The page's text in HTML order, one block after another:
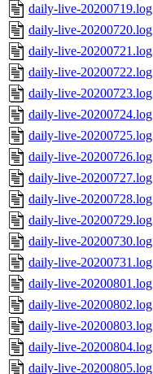
daily-live-20200719.log
daily-live-20200720.log
daily-live-20200721.log
daily-live-20200722.log
daily-live-20200723.log
daily-live-20200724.log
daily-live-20200725.log
daily-live-20200726.log
daily-live-20200727.log
daily-live-20200728.log
daily-live-20200729.log
daily-live-20200730.log
daily-live-20200731.log
daily-live-20200801.log
daily-live-20200802.log
daily-live-20200803.log
daily-live-20200804.log
daily-live-20200805.log